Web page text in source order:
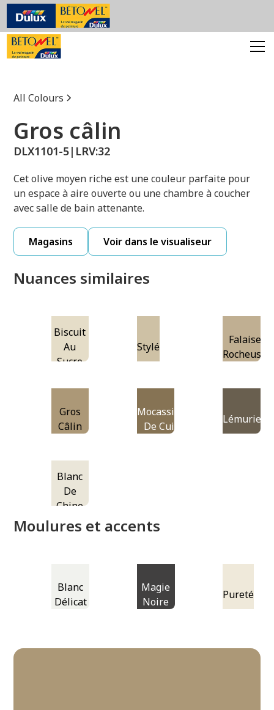
All Colours
Gros câlin
DLX1101-5| LRV:32
Cet olive moyen riche est une couleur parfaite pour
un espace à aire ouverte ou une chambre à coucher
avec salle de bain attenante.
Magasins Voir dans le visualiseur
Nuances similaires
Biscuit
Au
Sucre
Stylé
Falaises
Rocheuses
Gros
Câlin
Mocassins
De Cuir
Lémurien
Blanc
De
Chine
Moulures et accents
Blanc
Délicat
Magie
Noire
Pureté